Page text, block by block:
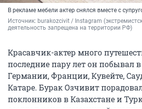
В рекламе мебели актер снялся вместе с
Источник: burakozcivit / Instagram
деятельность запрещена на территории РФ)
Красавчик-актер много
последние пару лет он побывал
Германии, Франции, Кувейте,
Катаре. Бурак Озчивит
поклонников в Казахстане и